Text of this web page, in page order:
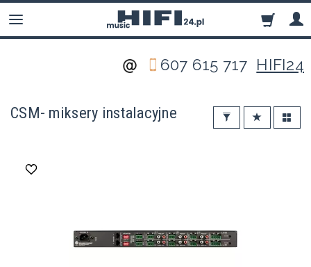
607 615 717 HIFI24
CSM- miksery instalacyjne